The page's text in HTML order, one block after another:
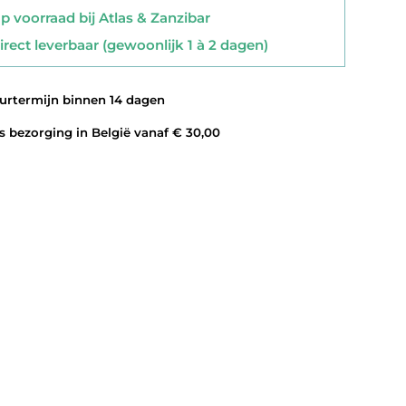
voorraad bij Atlas & Zanzibar
leverbaar (gewoonlijk 1 à 2 dagen)
binnen 14 dagen
in België vanaf € 30,00